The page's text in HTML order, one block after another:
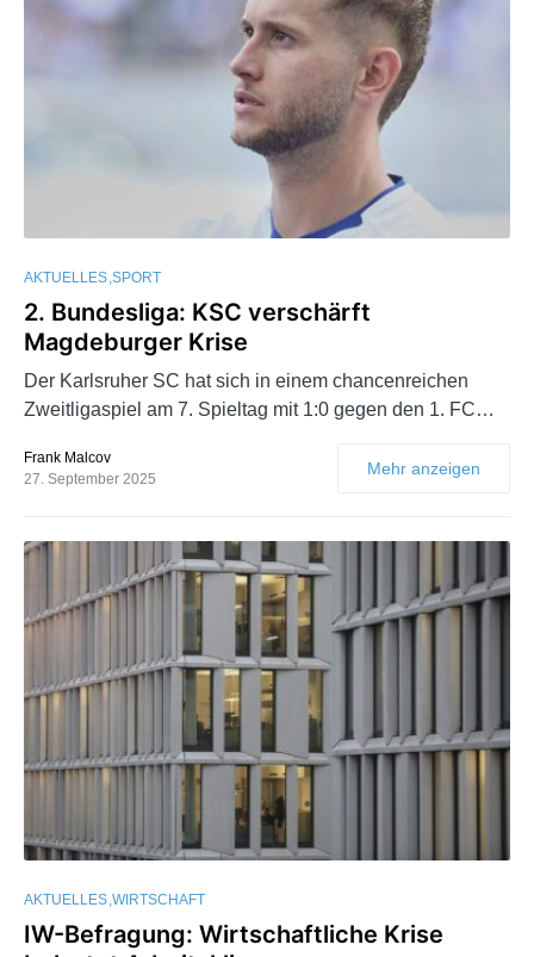
AKTUELLES SPORT
2. Bundesliga: KSC verschärft
Magdeburger Krise
Der Karlsruher SC hat sich in einem chancenreichen
Zweitligaspiel am 7. Spieltag mit 1:0 gegen den 1. FC…
Frank Malcov
27. September 2025
Mehr anzeigen
AKTUELLES WIRTSCHAFT
IW-Befragung: Wirtschaftliche Krise